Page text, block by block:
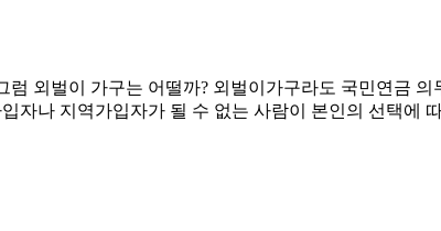
외벌이 가구는 어떨까? 외벌이가구라도 국민연금
자나 지역가입자가 될 수 없는 사람이 본인의 선택에